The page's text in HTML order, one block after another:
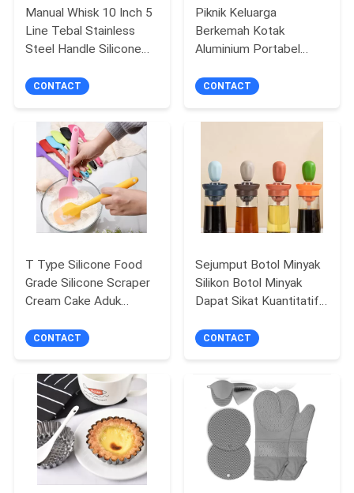
Manual Whisk 10 Inch 5
Line Tebal Stainless
Steel Handle Silicone
CONTACT
Piknik Keluarga
Berkemah Kotak
Aluminium Portabel
Baking Set
CONTACT
T Type Silicone Food
Grade Silicone Scraper
Cream Cake Aduk
CONTACT
Sejumput Botol Minyak
Silikon Botol Minyak
Dapat Sikat Kuantitatif
Botol BBQ
CONTACT